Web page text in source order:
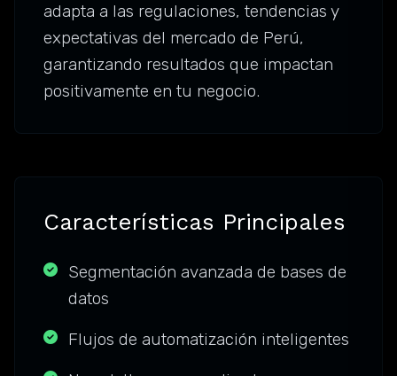
adapta a las regulaciones, tendencias y
expectativas del mercado de Perú,
garantizando resultados que impactan
positivamente en tu negocio.
Características Principales
Segmentación avanzada de bases de
datos
Flujos de automatización inteligentes